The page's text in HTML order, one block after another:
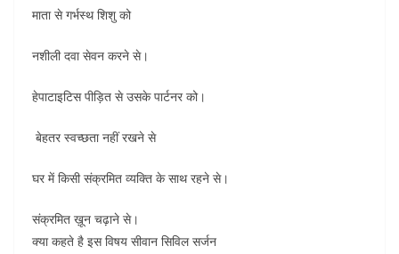
माता से गर्भस्थ शिशु को
नशीली दवा सेवन करने से।
हेपाटाइटिस पीड़ित से उसके पार्टनर को।
बेहतर स्वच्छता नहीं रखने से
घर में किसी संक्रमित व्यक्ति के साथ रहने से।
संक्रमित ख़ून चढ़ाने से।
क्या कहते है इस विषय सीवान सिविल सर्जन